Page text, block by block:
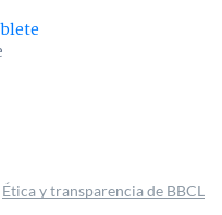
Ética y transparencia de BBCL